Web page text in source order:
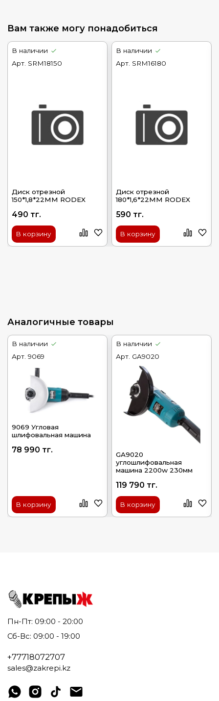
Вам также могу понадобиться
В наличии
Арт. SRM18150
Диск отрезной
150*1,8*22ММ RODEX
490 тг.
В корзину
В наличии
Арт. SRM16180
Диск отрезной
180*1,6*22ММ RODEX
590 тг.
В корзину
Аналогичные товары
В наличии
Арт. 9069
9069 Угловая
шлифовальная машина
78 990 тг.
В корзину
В наличии
Арт. GA9020
GA9020
углошлифовальная
машина 2200w 230мм
119 790 тг.
В корзину
Пн-Пт: 09:00 - 20:00
Сб-Вс: 09:00 - 19:00
+77718072707
sales@zakrepi.kz